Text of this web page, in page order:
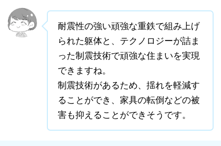
耐震性の強い頑強な重鉄で組み上げ
られた躯体と、テクノロジーが詰ま
った制震技術で頑強な住まいを実現
できますね。
制震技術があるため、揺れを軽減す
ることができ、家具の転倒などの被
害も抑えることができそうです。